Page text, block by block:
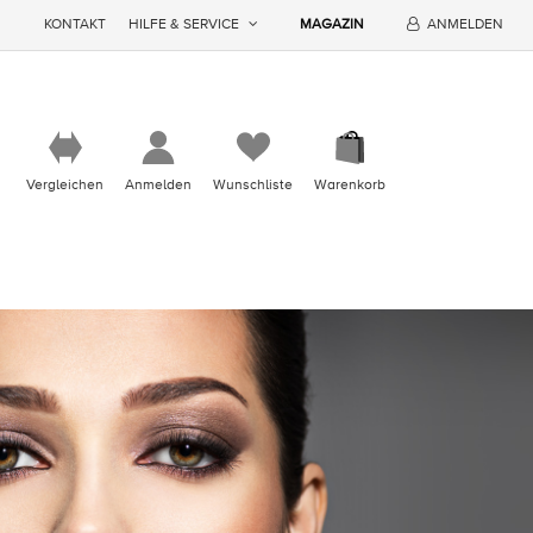
KONTAKT HILFE & SERVICE MAGAZIN ANMELDEN
Vergleichen Anmelden Wunschliste Warenkorb